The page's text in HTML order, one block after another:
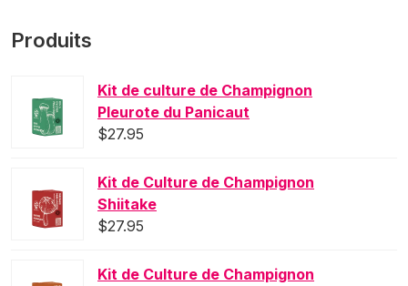
Produits
Kit de culture de Champignon
Pleurote du Panicaut
$27.95
Kit de Culture de Champignon
Shiitake
$27.95
Kit de Culture de Champignon